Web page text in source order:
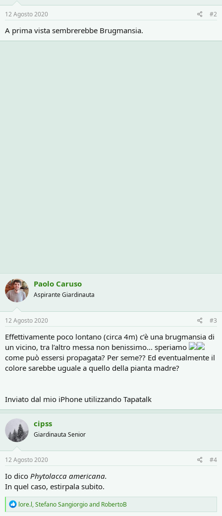
12 Agosto 2020 #2
A prima vista sembrerebbe Brugmansia.
Paolo Caruso
Aspirante Giardinauta
12 Agosto 2020 #3
Effettivamente poco lontano (circa 4m) c’è una brugmansia di
un vicino, tra l’altro messa non benissimo... speriamo
come può essersi propagata? Per seme?? Ed eventualmente il
colore sarebbe uguale a quello della pianta madre?
Inviato dal mio iPhone utilizzando Tapatalk
cipss
Giardinauta Senior
12 Agosto 2020 #4
Io dico Phytolacca americana.
In quel caso, estirpala subito.
R
e
lore.l,Stefano Sangiorgioand RobertoB